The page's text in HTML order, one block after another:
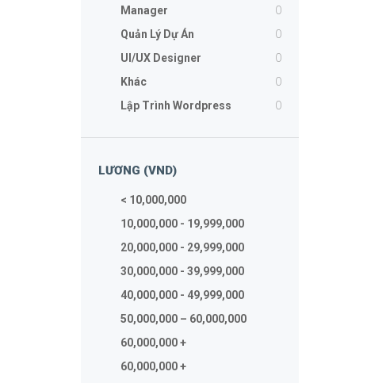
Manager 0
Quản Lý Dự Án 0
UI/UX Designer 0
Khác 0
Lập Trình Wordpress 0
LƯƠNG (VND)
< 10,000,000
10,000,000 - 19,999,000
20,000,000 - 29,999,000
30,000,000 - 39,999,000
40,000,000 - 49,999,000
50,000,000 – 60,000,000
60,000,000 +
60,000,000 +